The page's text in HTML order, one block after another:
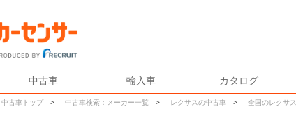
中古車 輸入車 カタログ
中古車トップ > 中古車検索：メーカー一覧 > レクサスの中古車 > 全国のレクサス